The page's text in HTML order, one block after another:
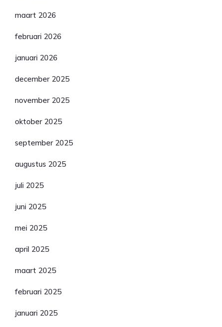
maart 2026
februari 2026
januari 2026
december 2025
november 2025
oktober 2025
september 2025
augustus 2025
juli 2025
juni 2025
mei 2025
april 2025
maart 2025
februari 2025
januari 2025